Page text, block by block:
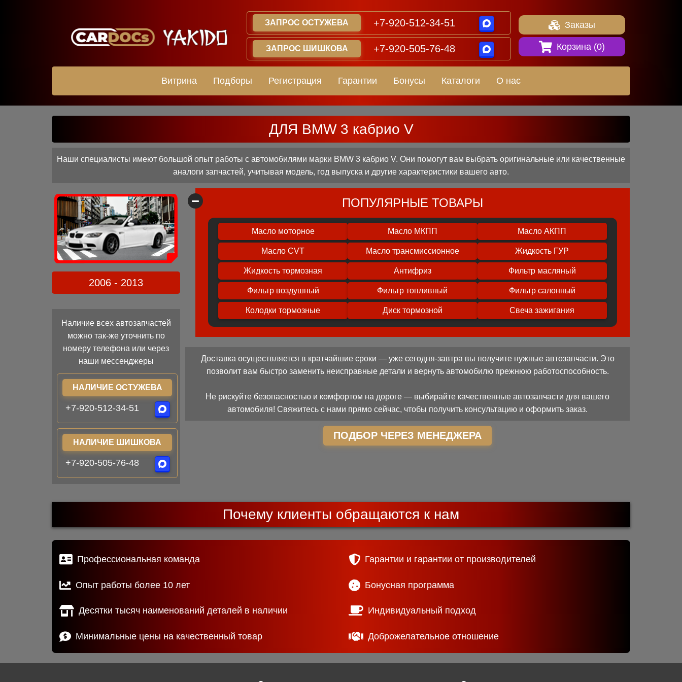
ЗАПРОС ОСТУЖЕВА +7-920-512-34-51
ЗАПРОС ШИШКОВА +7-920-505-76-48
Заказы
Корзина (0)
Витрина Подборы Регистрация Гарантии Бонусы Каталоги О нас
ДЛЯ BMW 3 кабрио V
Наши специалисты имеют большой опыт работы с автомобилями марки BMW 3 кабрио V. Они помогут вам выбрать оригинальные или качественные
аналоги запчастей, учитывая модель, год выпуска и другие характеристики вашего авто.
2006 - 2013
Наличие всех автозапчастей
можно так-же уточнить по
номеру телефона или через
наши мессенджеры
НАЛИЧИЕ ОСТУЖЕВА
+7-920-512-34-51
НАЛИЧИЕ ШИШКОВА
+7-920-505-76-48
ПОПУЛЯРНЫЕ ТОВАРЫ
Масло моторное Масло МКПП Масло АКПП
Масло CVT Масло трансмиссионное Жидкость ГУР
Жидкость тормозная Антифриз Фильтр масляный
Фильтр воздушный Фильтр топливный Фильтр салонный
Колодки тормозные Диск тормозной Свеча зажигания
Доставка осуществляется в кратчайшие сроки — уже сегодня-завтра вы получите нужные автозапчасти. Это
позволит вам быстро заменить неисправные детали и вернуть автомобилю прежнюю работоспособность.
Не рискуйте безопасностью и комфортом на дороге — выбирайте качественные автозапчасти для вашего
автомобиля! Свяжитесь с нами прямо сейчас, чтобы получить консультацию и оформить заказ.
ПОДБОР ЧЕРЕЗ МЕНЕДЖЕРА
Почему клиенты обращаются к нам
Профессиональная команда
Опыт работы более 10 лет
Десятки тысяч наименований деталей в наличии
Минимальные цены на качественный товар
Гарантии и гарантии от производителей
Бонусная программа
Индивидуальный подход
Доброжелательное отношение